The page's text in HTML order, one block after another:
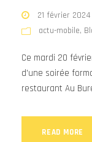
21 février 2024
actu-mobile,
Ce mardi 20
d'une soirée
restaurant Au
READ MORE